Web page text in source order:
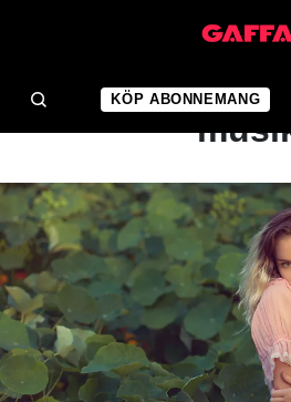
KÖP ABONNEMANG
NYHET